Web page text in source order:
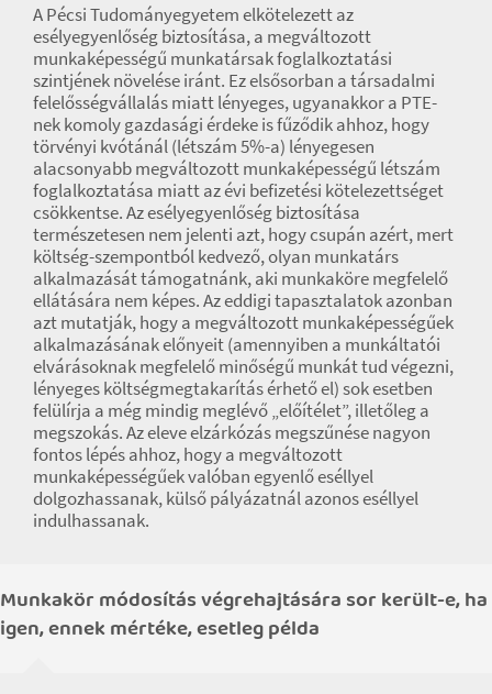
A Pécsi Tudományegyetem elkötelezett az
esélyegyenlőség biztosítása, a megváltozott
munkaképességű munkatársak foglalkoztatási
szintjének növelése iránt. Ez elsősorban a társadalmi
felelősségvállalás miatt lényeges, ugyanakkor a PTE-
nek komoly gazdasági érdeke is fűződik ahhoz, hogy
törvényi kvótánál (létszám 5%-a) lényegesen
alacsonyabb megváltozott munkaképességű létszám
foglalkoztatása miatt az évi befizetési kötelezettséget
csökkentse. Az esélyegyenlőség biztosítása
természetesen nem jelenti azt, hogy csupán azért, mert
költség-szempontból kedvező, olyan munkatárs
alkalmazását támogatnánk, aki munkaköre megfelelő
ellátására nem képes. Az eddigi tapasztalatok azonban
azt mutatják, hogy a megváltozott munkaképességűek
alkalmazásának előnyeit (amennyiben a munkáltatói
elvárásoknak megfelelő minőségű munkát tud végezni,
lényeges költségmegtakarítás érhető el) sok esetben
felülírja a még mindig meglévő „előítélet”, illetőleg a
megszokás. Az eleve elzárkózás megszűnése nagyon
fontos lépés ahhoz, hogy a megváltozott
munkaképességűek valóban egyenlő eséllyel
dolgozhassanak, külső pályázatnál azonos eséllyel
indulhassanak.
Munkakör módosítás végrehajtására sor került-e, ha
igen, ennek mértéke, esetleg példa